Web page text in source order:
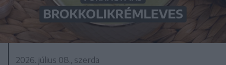
2026. július 08., szerda